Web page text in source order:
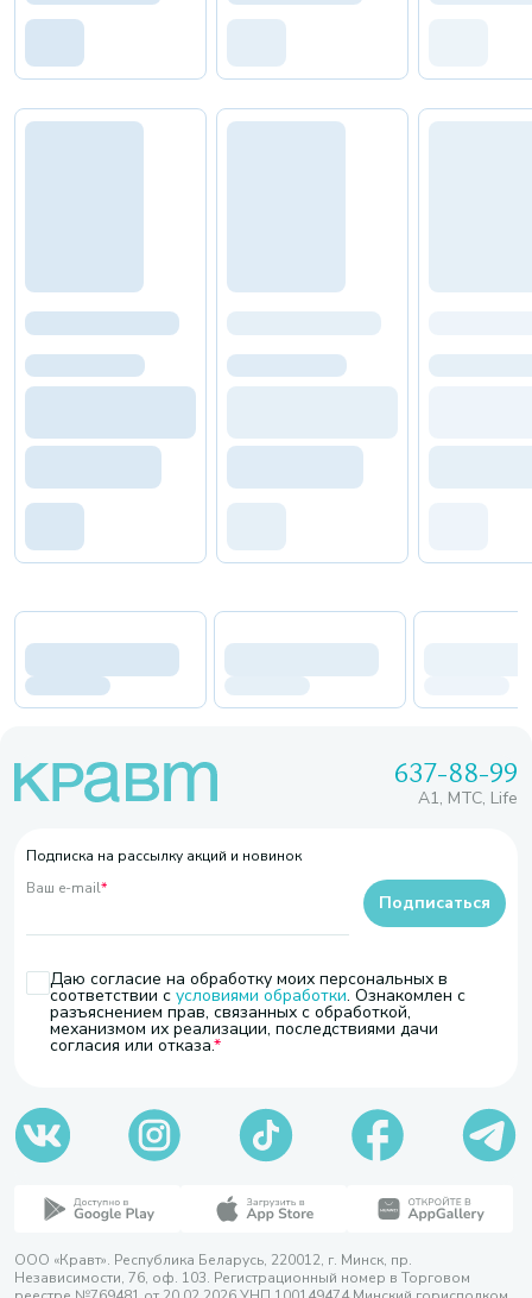
637-88-99
A1, МТС, Life
Подписка на рассылку акций и новинок
Ваш e-mail*
Даю согласие на обработку моих персональных в
соответствии с условиями обработки. Ознакомлен с
разъяснением прав, связанных с обработкой,
механизмом их реализации, последствиями дачи
согласия или отказа.
Подписаться
ООО «Кравт». Республика Беларусь, 220012, г. Минск, пр.
Независимости, 76, оф. 103. Регистрационный номер в Торговом